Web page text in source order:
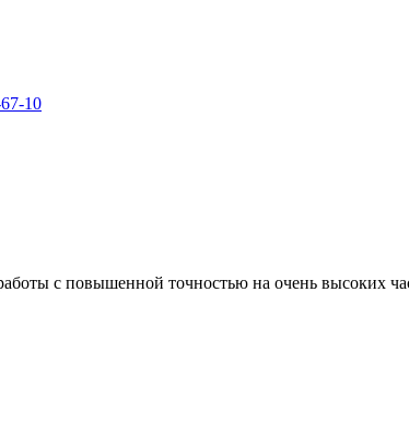
10
с повышенной точностью на очень высоких